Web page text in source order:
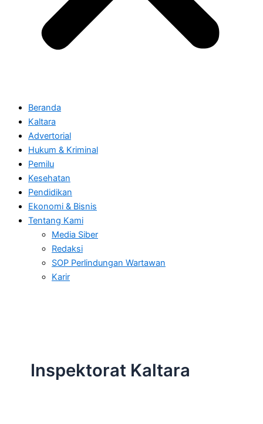
Beranda
Kaltara
Advertorial
Hukum & Kriminal
Pemilu
Kesehatan
Pendidikan
Ekonomi & Bisnis
Tentang Kami
Media Siber
Redaksi
SOP Perlindungan Wartawan
Karir
Inspektorat Kaltara